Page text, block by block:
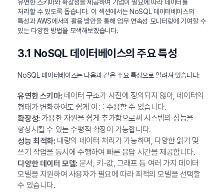
유연한 스키마와 확장성을 제공하여 기업이 필요에 따라 데이터를
처리할 수 있도록 돕습니다. 이 섹션에서는 NoSQL 데이터베이스의
특성과 AWS에서의 활용 방안을 통해 업무 연속성 모니터링에 기여할 수
있는 다양한 방법을 모색해보겠습니다.
3.1 NoSQL 데이터베이스의 주요 특성
NoSQL 데이터베이스는 다음과 같은 주요 특성으로 알려져 있습니다:
유연한 스키마:데이터 구조가 사전에 정의되지 않아, 데이터의
형태가 변화하여도 쉽게 이를 수용할 수 있습니다.
확장성:가용한 자원을 쉽게 추가함으로써 시스템의 성능을
향상시킬 수 있는 수평적 확장이 가능합니다.
성능 최적화:대량의 데이터 처리가 가능하며, 다양한 읽기 및
쓰기 작업을 동시에 수행하여 빠른 응답 시간을 제공합니다.
다양한 데이터 모델:문서, 키-값, 그래프 등 여러 가지 데이터
모델을 지원하여 사용자가 필요에 따라 최적의 모델을 선택할
수 있습니다.